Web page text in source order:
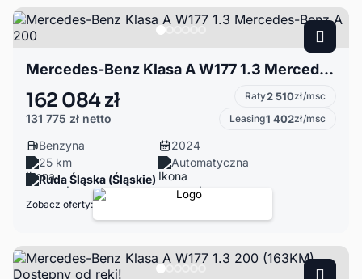
Mercedes-Benz Klasa A W177 1.3 Mercedes-Benz A 200
162 084 zł
131 775 zł netto
Raty2 510zł/msc
Leasing1 402zł/msc
Benzyna
2024
25 km
Automatyczna
Ruda Śląska (Śląskie)
Zobacz oferty: